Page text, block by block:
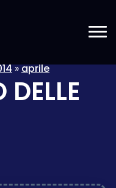
»aprile